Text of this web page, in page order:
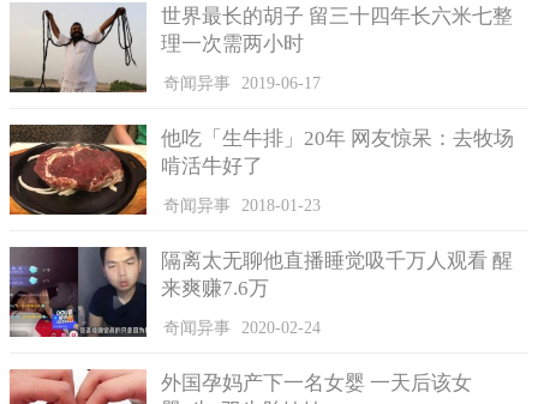
世界最长的胡子 留三十四年长六米七整
理一次需两小时
奇闻异事 2019-06-17
他吃「生牛排」20年 网友惊呆：去牧场
啃活牛好了
奇闻异事 2018-01-23
隔离太无聊他直播睡觉吸千万人观看 醒
来爽赚7.6万
奇闻异事 2020-02-24
外国孕妈产下一名女婴 一天后该女